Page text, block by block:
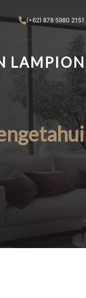
(+62) 878 5980 2151
LAMPION